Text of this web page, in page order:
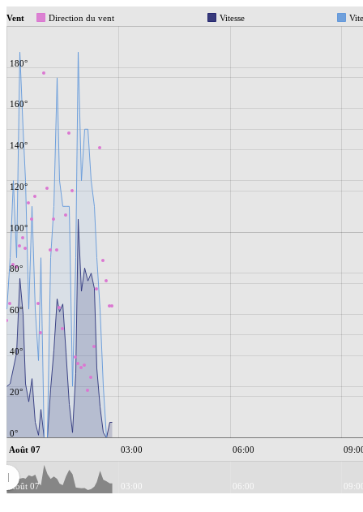
Vent Direction du vent Vitesse
Août 07 03:00 06:00
0°
20°
40°
60°
80°
100°
120°
140°
160°
180°
Août 07 03:00 06:00